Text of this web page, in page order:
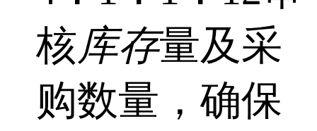
核库存量及采
购数量，确保